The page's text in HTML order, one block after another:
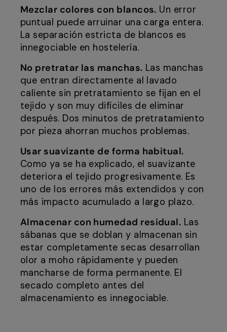
Mezclar colores con blancos. Un error
puntual puede arruinar una carga entera.
La separación estricta de blancos es
innegociable en hostelería.
No pretratar las manchas. Las manchas
que entran directamente al lavado
caliente sin pretratamiento se fijan en el
tejido y son muy difíciles de eliminar
después. Dos minutos de pretratamiento
por pieza ahorran muchos problemas.
Usar suavizante de forma habitual.
Como ya se ha explicado, el suavizante
deteriora el tejido progresivamente. Es
uno de los errores más extendidos y con
más impacto acumulado a largo plazo.
Almacenar con humedad residual. Las
sábanas que se doblan y almacenan sin
estar completamente secas desarrollan
olor a moho rápidamente y pueden
mancharse de forma permanente. El
secado completo antes del
almacenamiento es innegociable.